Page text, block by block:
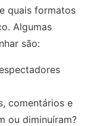
quais formatos
Algumas
são:
comentários e
ou diminuíram?